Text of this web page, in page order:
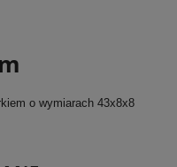
o wymiarach 43x8x8